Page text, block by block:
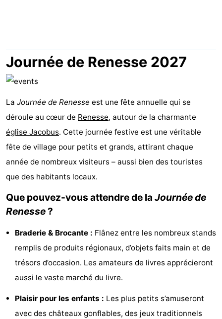
Buitenheem
De
Oase
-
Duinoord
-
Julianahoeve
-
Port
Greve
-
Port
Zélande
-
Resort
Haamstede
-
Résidence
Hof
Schouwen
Schouwse
-
Journée de Renesse 2027
La Journée de Renesse est une fête annuelle qui se
déroule au cœur de Renesse, autour de la charmante
église Jacobus. Cette journée festive est une véritable
fête de village pour petits et grands, attirant chaque
année de nombreux visiteurs – aussi bien des touristes
que des habitants locaux.
Que pouvez-vous attendre de la Journée de
Renesse?
Braderie & Brocante : Flânez entre les nombreux stands
remplis de produits régionaux, d’objets faits main et de
trésors d’occasion. Les amateurs de livres apprécieront
aussi le vaste marché du livre.
Plaisir pour les enfants : Les plus petits s’amuseront
avec des châteaux gonflables, des jeux traditionnels